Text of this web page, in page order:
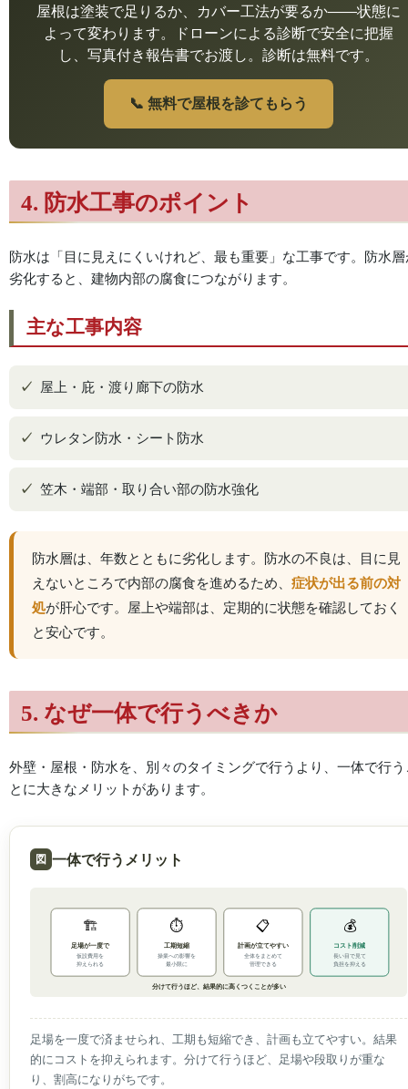
屋根は塗装で足りるか、カバー工法が要るか——状態に
よって変わります。ドローンによる診断で安全に把握
し、写真付き報告書でお渡し。診断は無料です。
📞 無料で屋根を診てもらう
4. 防水工事のポイント
防水は「目に見えにくいけれど、最も重要」な工事です。防水層
劣化すると、建物内部の腐食につながります。
主な工事内容
屋上・庇・渡り廊下の防水
ウレタン防水・シート防水
笠木・端部・取り合い部の防水強化
防水層は、年数とともに劣化します。防水の不良は、目に見
えないところで内部の腐食を進めるため、 症状が出る前の対
処が肝心です。屋上や端部は、定期的に状態を確認しておく
と安心です。
5. なぜ一体で行うべきか
外壁・屋根・防水を、別々のタイミングで行うより、一体で行う
とに大きなメリットがあります。
一体で行うメリット
🏗️
足場が一度で
仮設費用を
抑えられる
⏱️
工期短縮
操業への影響を
最小限に
📋
計画が立てやすい
全体をまとめて
管理できる
💰
コスト削減
長い目で見て
負担を抑える
分けて行うほど、結果的に高くつくことが多い
足場を一度で済ませられ、工期も短縮でき、計画も立てやすい。結果
的にコストを抑えられます。分けて行うほど、足場や段取りが重な
り、割高になりがちです。